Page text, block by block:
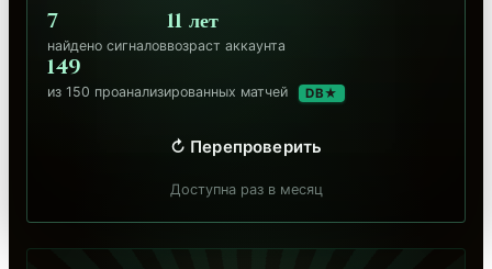
7
найдено сигналов
11 лет
возраст аккаунта
149
из 150 проанализированных матчей DB★
↻ Перепроверить
Доступна раз в месяц